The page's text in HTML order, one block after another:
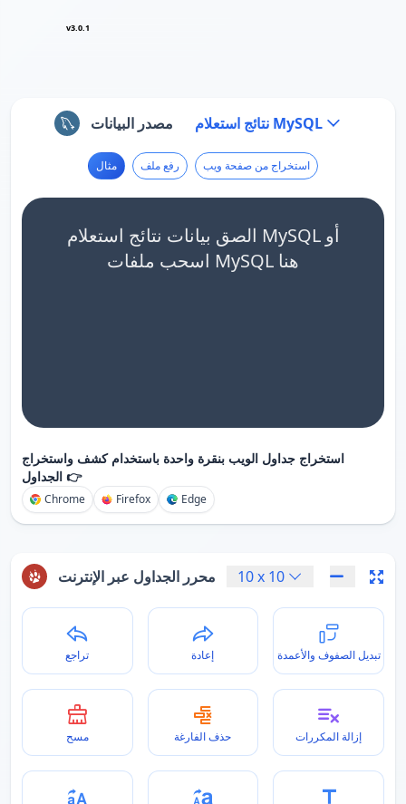
v3.0.1
مصدر البيانات نتائج استعلام MySQL
مثال رفع ملف استخراج من صفحة ويب
الصق بيانات نتائج استعلام MySQL أو
اسحب ملفات MySQL هنا
استخراج جداول الويب بنقرة واحدة باستخدام كشف واستخراج
الجداول 👉
Chrome Firefox Edge
محرر الجداول عبر الإنترنت 10x 10
تراجع إعادة تبديل الصفوف والأعمدة
مسح حذف الفارغة إزالة المكررات